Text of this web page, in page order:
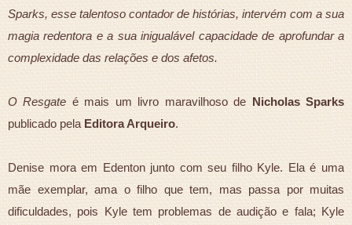
Sparks, esse talentoso contador de histórias, intervém com a sua
magia redentora e a sua inigualável capacidade de aprofundar a
complexidade das relações e dos afetos.
O Resgate é mais um livro maravilhoso de Nicholas Sparks
publicado pela Editora Arqueiro.
Denise mora em Edenton junto com seu filho Kyle. Ela é uma
mãe exemplar, ama o filho que tem, mas passa por muitas
dificuldades, pois Kyle tem problemas de audição e fala; Kyle